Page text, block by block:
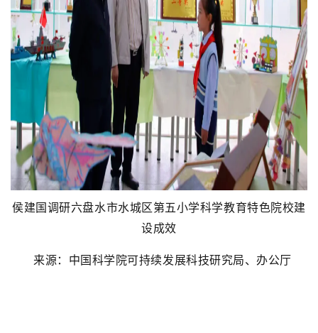
侯建国调研六盘水市水城区第五小学科学教育特色院校建
设成效
来源：中国科学院可持续发展科技研究局、办公厅